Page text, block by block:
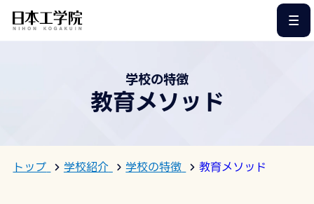
学校の特徴
教育メソッド
トップ 学校紹介 学校の特徴 教育メソッド